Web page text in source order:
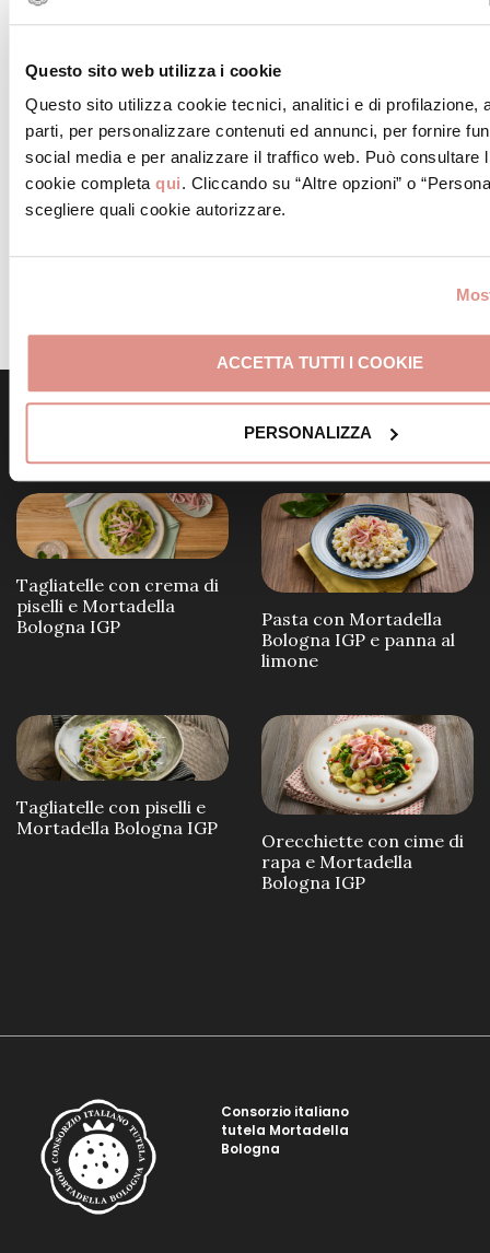
Questo sito web utilizza i cookie
Questo sito utilizza cookie tecnici, analitici e di profilazione,
parti, per personalizzare contenuti ed annunci, per fornire
social media e per analizzare il traffico web. Può consultare
cookie completa qui. Cliccando su “Altre opzioni” o
scegliere quali cookie autorizzare.
ACCETTA TUTTI I COOKIE
PERSONALIZZA
olio evo, il succo e le bucce grattugiate di 1 limone.
STEP 7
A questo punto mettiamo alla base del piatto un
cucchiaio di ciccioli di Mortadella Bologna IGP; sopra
mettiamo una porzione di riso ai porcini e limone.
completiamo spolverando con i ciccioli di Mortadella
Bologna IGP.
Scopri altre ricette simili
Tagliatelle con crema di
piselli e Mortadella
Bologna IGP
Pasta con Mortadella
Bologna IGP e panna al
limone
Tagliatelle con piselli e
Mortadella Bologna IGP
Orecchiette con cime di
rapa e Mortadella
Bologna IGP
Consorzio italiano
tutela Mortadella
Bologna